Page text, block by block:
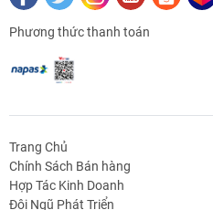
Định
Linh Kiện Siết -
Phương thức thanh toán
Trang Chủ
Chính Sách Bán hàng
Hợp Tác Kinh Doanh
Đội Ngũ Phát Triển